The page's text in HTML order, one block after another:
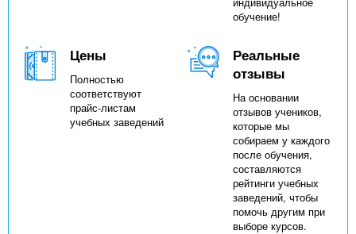
обучение!
Цены
Полностью
соответствуют
прайс-листам
учебных заведений
Реальные
отзывы
На основании
отзывов учеников,
которые мы
собираем у каждого
после обучения,
составляются
рейтинги учебных
заведений, чтобы
помочь другим при
выборе курсов.